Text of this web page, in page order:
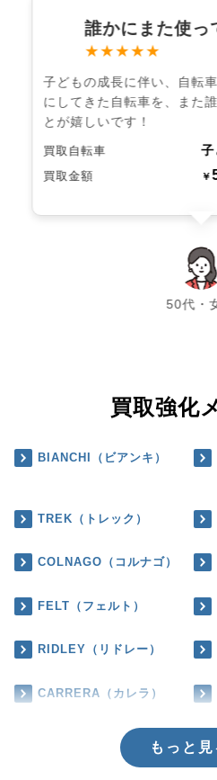
誰かにまた使っ
★★★★★
子どもの成長に伴い、自転
にしてきた自転車を、また
とが嬉しいです！
買取自転車 子
買取金額 ￥
50代・
chevron_left chevron_right
買取強化
BIANCHI（ビアンキ）
TREK（トレック）
COLNAGO（コルナゴ）
FELT（フェルト）
RIDLEY（リドレー）
CARRERA（カレラ）
もっと見